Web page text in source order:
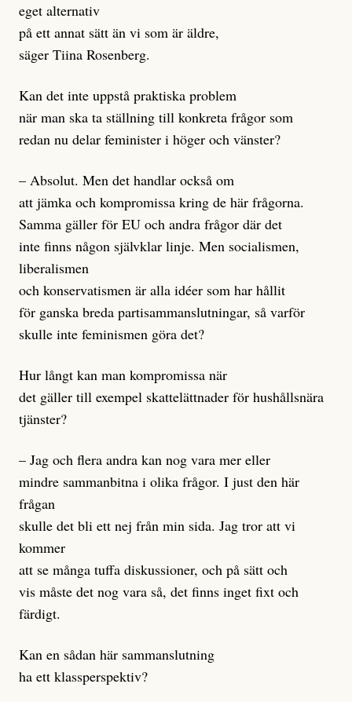
eget alternativ
på ett annat sätt än vi som är äldre,
säger Tiina Rosenberg.
Kan det inte uppstå praktiska problem
när man ska ta ställning till konkreta frågor som
redan nu delar feminister i höger och vänster?
– Absolut. Men det handlar också om
att jämka och kompromissa kring de här frågorna.
Samma gäller för EU och andra frågor där det
inte finns någon självklar linje. Men socialismen,
liberalismen
och konservatismen är alla idéer som har hållit
för ganska breda partisammanslutningar, så varför
skulle inte feminismen göra det?
Hur långt kan man kompromissa när
det gäller till exempel skattelättnader för hushållsnära
tjänster?
– Jag och flera andra kan nog vara mer eller
mindre sammanbitna i olika frågor. I just den här
frågan
skulle det bli ett nej från min sida. Jag tror att vi
kommer
att se många tuffa diskussioner, och på sätt och
vis måste det nog vara så, det finns inget fixt och
färdigt.
Kan en sådan här sammanslutning
ha ett klassperspektiv?